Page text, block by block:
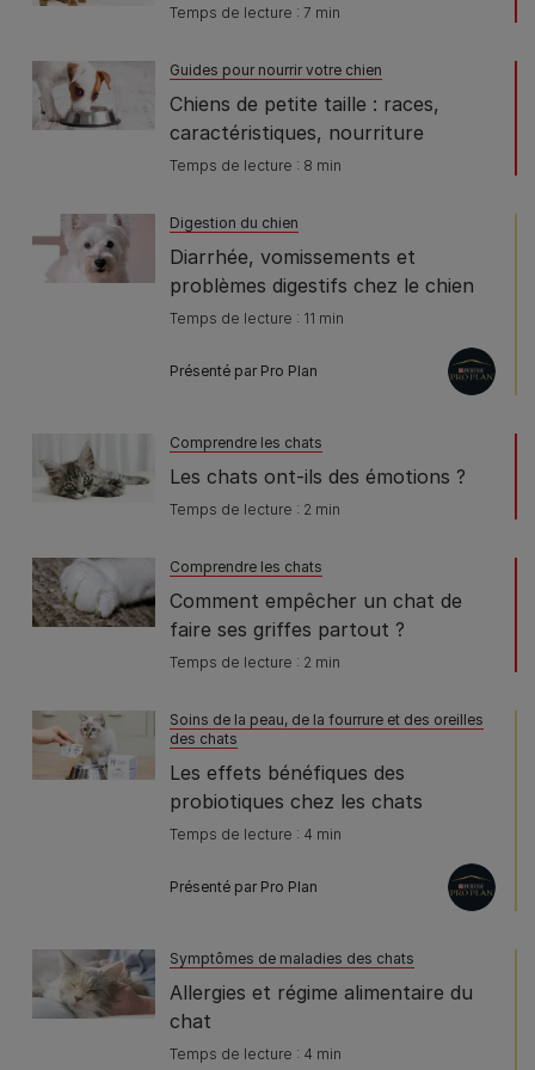
Temps de lecture : 7 min
Guides pour nourrir votre chien
Chiens de petite taille : races,
caractéristiques, nourriture
Temps de lecture : 8 min
Digestion du chien
Diarrhée, vomissements et
problèmes digestifs chez le chien
Temps de lecture : 11 min
Présenté par Pro Plan
Comprendre les chats
Les chats ont-ils des émotions ?
Temps de lecture : 2 min
Comprendre les chats
Comment empêcher un chat de
faire ses griffes partout ?
Temps de lecture : 2 min
Soins de la peau, de la fourrure et des oreilles
des chats
Les effets bénéfiques des
probiotiques chez les chats
Temps de lecture : 4 min
Présenté par Pro Plan
Symptômes de maladies des chats
Allergies et régime alimentaire du
chat
Temps de lecture : 4 min